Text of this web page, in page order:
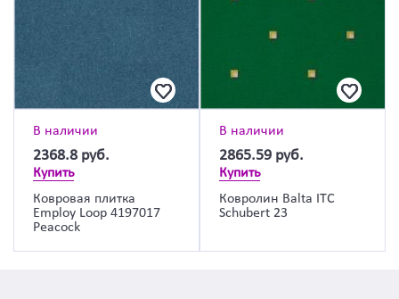
В наличии
2368.8 руб.
Купить
Ковровая плитка
Employ Loop 4197017
Peacock
В наличии
2865.59 руб.
Купить
Ковролин Balta ITC
Schubert 23